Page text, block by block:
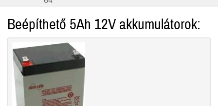
Beépíthető 5Ah 12V akkumulátorok: